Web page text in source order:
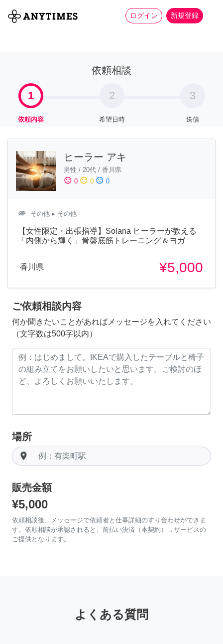
ログイン 新規登録
全て 家事 more_horiz
依頼相談
1
依頼内容
2
希望日時
3
送信
ヒーラー アキ
男性 / 20代 / 香川県
sentiment_satisfied 0 sentiment_neutral 0 sentiment_dissatisfied 0
attachment その他 ▸ その他
​【女性限定・出張指導】Solana ヒーラーが教える
「内側から輝く」骨盤底筋トレーニング＆ヨガ
香川県 ¥5,000
ご依頼相談内容
何か聞きたいことがあればメッセージを入れてください
（文字数は500字以内）
場所
room
販売金額
¥5,000
依頼相談後、メッセージで依頼者と仕事詳細のすり合わせができま
す。依頼相談が承認されると、前払い決済（本契約）→サービスの
ご提供となります。
よくある質問